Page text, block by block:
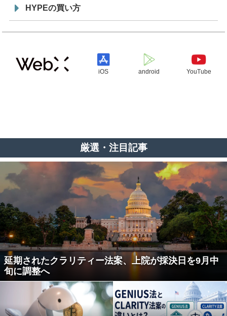
HYPEの買い方
iOS android YouTube
厳選・注目記事
延期されたクラリティー法案、上院が採決日を9月中
旬に調整へ